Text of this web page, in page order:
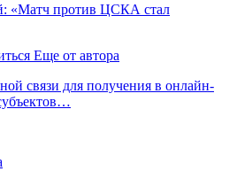
«Матч против ЦСКА стал
Еще от автора
связи для получения в онлайн-